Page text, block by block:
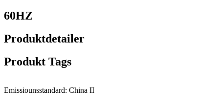
60HZ
Produktdetailer
Produkt Tags
Emissiounsstandard: China II